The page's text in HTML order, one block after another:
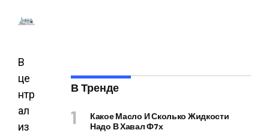
В
це
нтр
ал
из
В Тренде
Какое Масло И Сколько Жидкости
Надо В Хавал Ф7х